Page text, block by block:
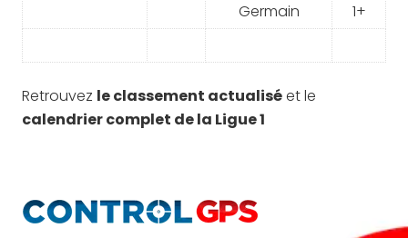
Germain
1+
Retrouvez le classement actualiséet le
calendrier complet de la Ligue 1